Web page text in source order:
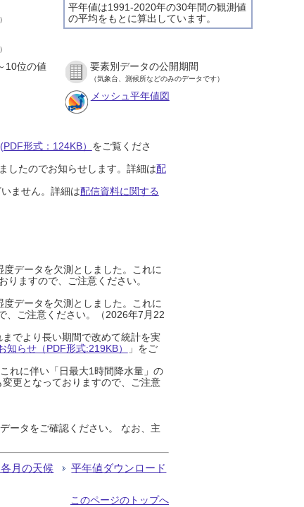
平年値は1991-2020年の30年間の観測値
の平均をもとに算出しています。
10位の値 要素別データの公開期間
（気象台、測候所などのみのデータです）
メッシュ平年値図
形式：124KB） をご覧くださ
したのでお知らせします。詳細は配
ません。詳細は配信資料に関する
データを欠測としました。これに
ますので、ご注意ください。
データを欠測としました。これに
、ご注意ください。（2026年7月22
でより長い期間で改めて統計を実
知らせ（PDF形式:219KB）
」をご
れに伴い「日最大1時間降水量」の
更となっておりますので、ご注意
ータをご確認ください。 なお、主
月の天候 平年値ダウンロード
このページのトップへ